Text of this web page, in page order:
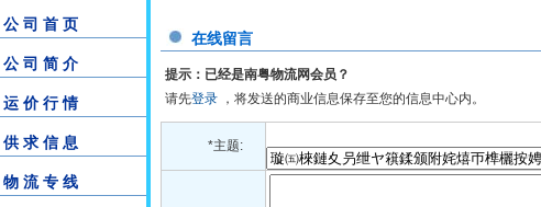
公 司 首 页
公 司 简 介
运 价 行 情
供 求 信 息
物 流 专 线
在线留言
提示：已经是南粤物流网会员？
请先登录 ，将发送的商业信息保存至您的信息中心内。
*主题: